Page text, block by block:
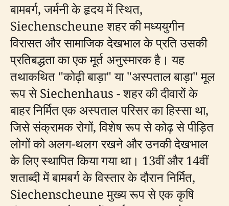
बामबर्ग, जर्मनी के हृदय में स्थित,
Siechenscheune शहर की मध्ययुगीन
विरासत और सामाजिक देखभाल के प्रति उसकी
प्रतिबद्धता का एक मूर्त अनुस्मारक है। यह
तथाकथित "कोढ़ी बाड़ा" या "अस्पताल बाड़ा" मूल
रूप से Siechenhaus - शहर की दीवारों के
बाहर निर्मित एक अस्पताल परिसर का हिस्सा था,
जिसे संक्रामक रोगों, विशेष रूप से कोढ़ से पीड़ित
लोगों को अलग-थलग रखने और उनकी देखभाल
के लिए स्थापित किया गया था। 13वीं और 14वीं
शताब्दी में बामबर्ग के विस्तार के दौरान निर्मित,
Siechenscheune मुख्य रूप से एक कृषि